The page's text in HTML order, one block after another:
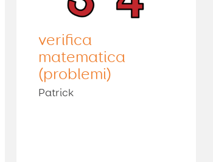
verifica
matematica
(problemi)
Patrick